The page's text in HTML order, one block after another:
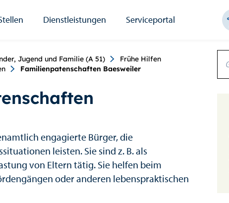
Dienstleistungen Serviceportal
Jugend und Familie (A 51)
Frühe Hilfen
Familienpatenschaften Baesweiler
engagierte Bürger, die
leisten. Sie sind z. B. als
von Eltern tätig. Sie helfen beim
oder anderen lebenspraktischen